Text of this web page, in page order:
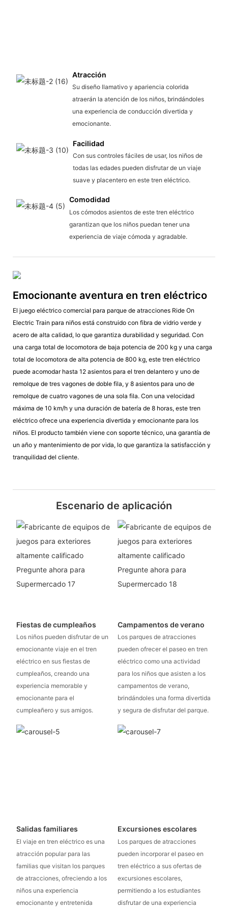
Atracción
Su diseño llamativo y apariencia colorida
atraerán la atención de los niños, brindándoles
una experiencia de conducción divertida y
emocionante.
Facilidad
Con sus controles fáciles de usar, los niños de
todas las edades pueden disfrutar de un viaje
suave y placentero en este tren eléctrico.
Comodidad
Los cómodos asientos de este tren eléctrico
garantizan que los niños puedan tener una
experiencia de viaje cómoda y agradable.
Emocionante aventura en tren eléctrico
El juego eléctrico comercial para parque de atracciones Ride On
Electric Train para niños está construido con fibra de vidrio verde y
acero de alta calidad, lo que garantiza durabilidad y seguridad. Con
una carga total de locomotora de baja potencia de 200 kg y una carga
total de locomotora de alta potencia de 800 kg, este tren eléctrico
puede acomodar hasta 12 asientos para el tren delantero y uno de
remolque de tres vagones de doble fila, y 8 asientos para uno de
remolque de cuatro vagones de una sola fila. Con una velocidad
máxima de 10 km/h y una duración de batería de 8 horas, este tren
eléctrico ofrece una experiencia divertida y emocionante para los
niños. El producto también viene con soporte técnico, una garantía de
un año y mantenimiento de por vida, lo que garantiza la satisfacción y
tranquilidad del cliente.
Escenario de aplicación
Fiestas de cumpleaños
Los niños pueden disfrutar de un
emocionante viaje en el tren
eléctrico en sus fiestas de
cumpleaños, creando una
experiencia memorable y
emocionante para el
cumpleañero y sus amigos.
Campamentos de verano
Los parques de atracciones
pueden ofrecer el paseo en tren
eléctrico como una actividad
para los niños que asisten a los
campamentos de verano,
brindándoles una forma divertida
y segura de disfrutar del parque.
Salidas familiares
El viaje en tren eléctrico es una
atracción popular para las
familias que visitan los parques
de atracciones, ofreciendo a los
niños una experiencia
emocionante y entretenida
Excursiones escolares
Los parques de atracciones
pueden incorporar el paseo en
tren eléctrico a sus ofertas de
excursiones escolares,
permitiendo a los estudiantes
disfrutar de una experiencia